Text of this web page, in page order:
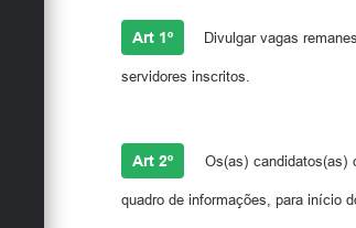
Art 1º Divulgar vagas
servidores inscritos.
Art 2º Os(as) candidatos(as)
quadro de informações, para início